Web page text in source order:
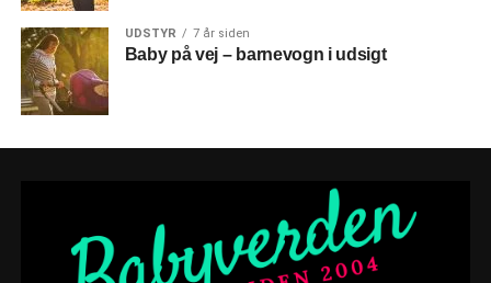
UDSTYR 7 år siden
Baby på vej – barnevogn i udsigt